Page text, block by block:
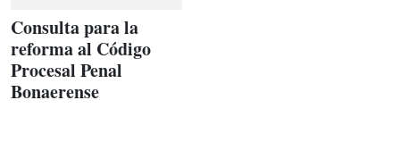
Consulta para la
reforma al Código
Procesal Penal
Bonaerense